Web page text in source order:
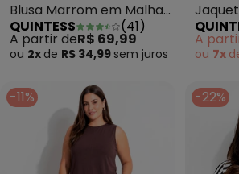
Blusa Marrom em Malha
de Algodão
QUINTESS (41)
A partir deR$ 69,99
ou 2x de R$ 34,99 sem juros
A
ou 7x
-11% -22%